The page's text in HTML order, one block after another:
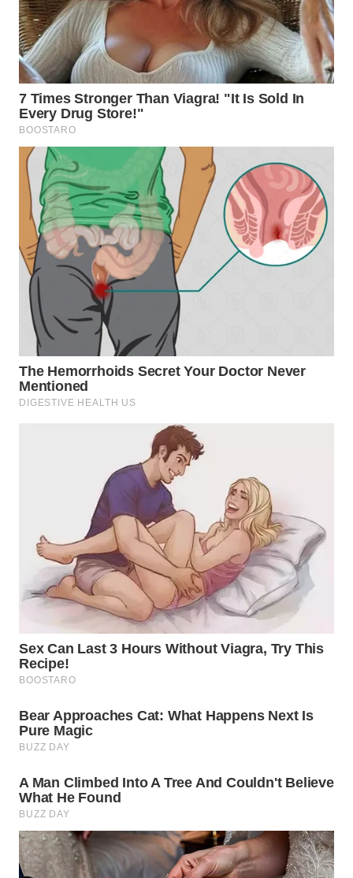
TAPANULI
SELATAN
WN
TANJUNG
LESUNG
KARO
WN
SIMALUNGUN
WN
LABUHANBATU
WN
TAPANULI
TENGAH
WN DELI
SERDANG
PAKPAK
WN
KARAWANG
WN
BEKASI
BOGOR
DEPOK
WN
TAPANULI
UTARA